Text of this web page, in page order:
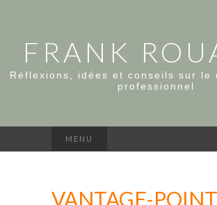
FRANK
Réflexions, idées et conseils sur le
professionnel
MENU
VANTAGE-